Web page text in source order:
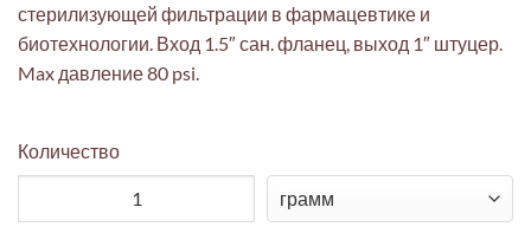
стерилизующей фильтрации в фармацевтике и
биотехнологии. Вход 1.5″ сан. фланец, выход 1″ штуцер.
Max давление 80 psi.
Количество